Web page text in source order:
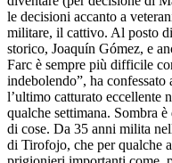
le decisioni accanto a
militare, il cattivo. Al posto
storico, Joaquín Gómez, e
Farc è sempre più difficile
indebolendo”, ha
l’ultimo catturato eccellente
qualche settimana. Sombra
di cose. Da 35 anni milita
di Tirofojo, che per qualche